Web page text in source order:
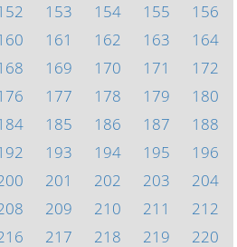
153 154 155
156
161 162 163
164
169 170 171
172
177 178 179
180
185 186 187
188
193 194 195
196
201 202 203
204
209 210 211
212
217 218 219 220